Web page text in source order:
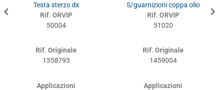
Testa sterzo dx
Rif. ORVIP
50004
Rif. Originale
1358793
Applicazioni
S/guarnizioni coppa olio
Rif. ORVIP
51020
Rif. Originale
1459004
Applicazioni